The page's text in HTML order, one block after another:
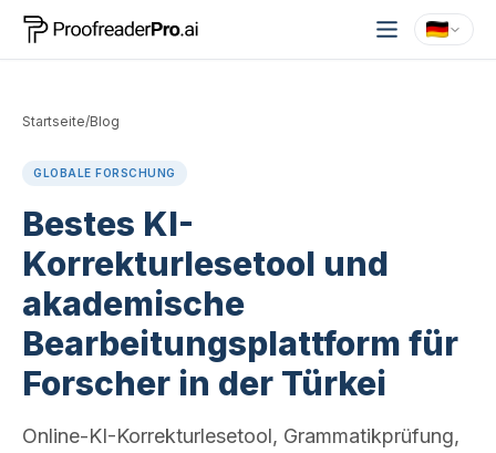
Startseite/Blog
GLOBALE FORSCHUNG
Bestes KI-
Korrekturlesetool und
akademische
Bearbeitungsplattform für
Forscher in der Türkei
Online-KI-Korrekturlesetool, Grammatikprüfung,